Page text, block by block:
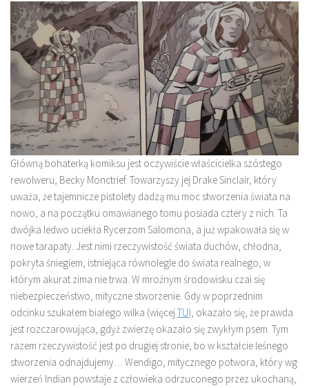
Główną bohaterką komiksu jest oczywiście właścicielka szóstego
rewolweru, Becky Monctrief. Towarzyszy jej Drake Sinclair, który
uważa, że tajemnicze pistolety dadzą mu moc stworzenia świata na
nowo, a na początku omawianego tomu posiada cztery z nich. Ta
dwójka ledwo uciekła Rycerzom Salomona, a już wpakowała się w
nowe tarapaty. Jest nimi rzeczywistość świata duchów, chłodna,
pokryta śniegiem, istniejąca równolegle do świata realnego, w
którym akurat zima nie trwa. W mroźnym środowisku czai się
niebezpieczeństwo, mityczne stworzenie. Gdy w poprzednim
odcinku szukałem białego wilka (więcejTU), okazało się, że prawda
jest rozczarowująca, gdyż zwierzę okazało się zwykłym psem. Tym
razem rzeczywistość jest po drugiej stronie, bo w kształcie leśnego
stworzenia odnajdujemy… Wendigo, mitycznego potwora, który wg
wierzeń Indian powstaje z człowieka odrzuconego przez ukochaną,